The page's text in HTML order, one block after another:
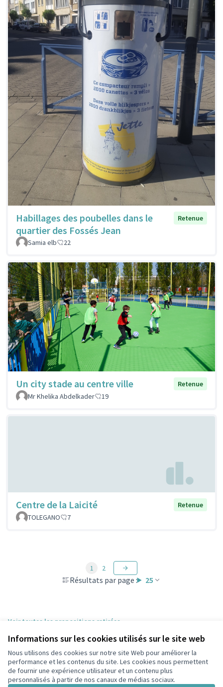
Informations sur les cookies utilisés sur le site web
Nous utilisons des cookies sur notre site Web pour améliorer la
performance et les contenus du site. Les cookies nous permettent
de fournir une expérience utilisateur et un contenu plus
personnalisés à partir de nos canaux de médias sociaux.
Habillages des poubelles dans le
quartier des Fossés Jean
Retenue
Samia elb 22
Un city stade au centre ville
Retenue
Mr Khelika Abdelkader
19
Centre de la Laicité
Retenue
TOLEGANO
7
Résultats par page : 25
1 2
Voir toutes les propositions retirées
Conditions d'utilisation
Paramètres des cookies
participons.colombes.fr sur Facebook